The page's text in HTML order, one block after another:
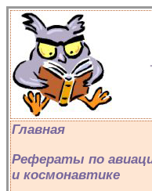
Главная
Рефераты по
и космонавтике